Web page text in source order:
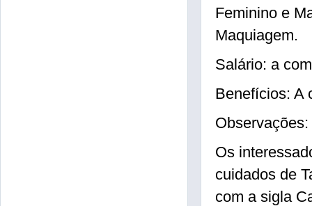
Feminino e
Maquiagem.
Salário: a
Benefícios: A
Os
cuidados de
com a sigla